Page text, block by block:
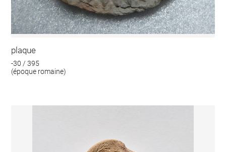
plaque
-30 / 395
(époque romaine)